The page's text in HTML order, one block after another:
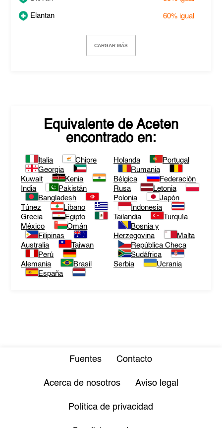
Elantan 60% igual
CARGAR MÁS
Equivalente de Aceten
encontrado en:
Italia
Chipre
Georgia
Kuwait
Kenia
India
Pakistán
Bangladesh
Túnez
Líbano
Grecia
Egipto
México
Omán
Filipinas
Australia
Taiwan
Perú
Alemania
Brasil
España
Holanda
Portugal
Rumania
Bélgica
Federación
Rusa
Letonia
Polonia
Japón
Indonesia
Tailandia
Turquía
Bosnia y
Herzegovina
Malta
República Checa
Sudáfrica
Serbia
Ucrania
Fuentes Contacto
Acerca de nosotros Aviso legal
Política de privacidad